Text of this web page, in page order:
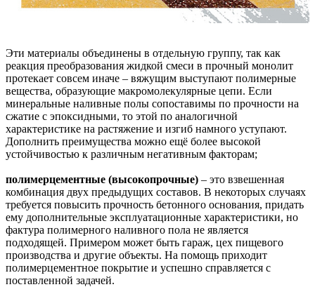
Эти материалы объединены в отдельную группу, так как
реакция преобразования жидкой смеси в прочный монолит
протекает совсем иначе – вяжущим выступают полимерные
вещества, образующие макромолекулярные цепи. Если
минеральные наливные полы сопоставимы по прочности на
сжатие с эпоксидными, то этой по аналогичной
характеристике на растяжение и изгиб намного уступают.
Дополнить преимущества можно ещё более высокой
устойчивостью к различным негативным факторам;
полимерцементные (высокопрочные) – это взвешенная
комбинация двух предыдущих составов. В некоторых случаях
требуется повысить прочность бетонного основания, придать
ему дополнительные эксплуатационные характеристики, но
фактура полимерного наливного пола не является
подходящей. Примером может быть гараж, цех пищевого
производства и другие объекты. На помощь приходит
полимерцементное покрытие и успешно справляется с
поставленной задачей.